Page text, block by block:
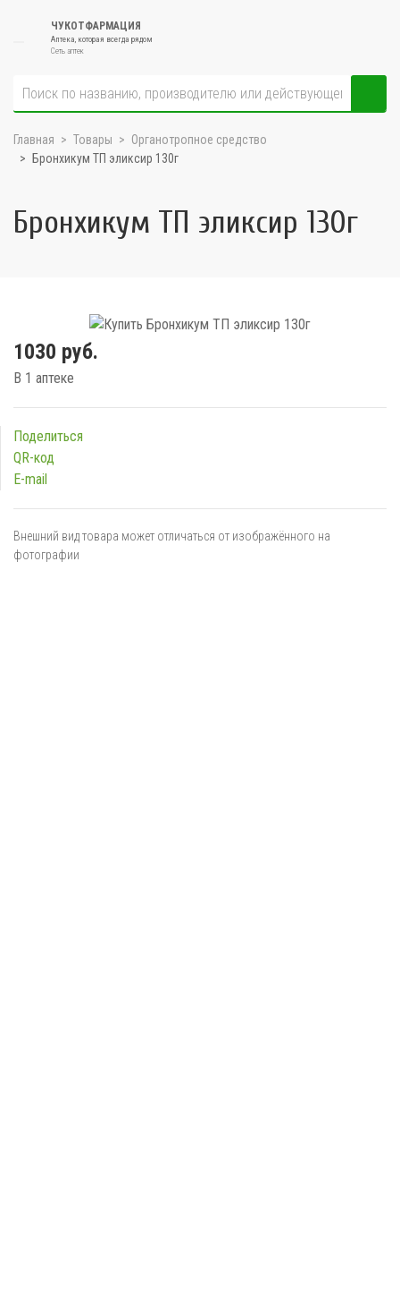
ЧУКОТФАРМАЦИЯ
Аптека, которая всегда рядом
Сеть аптек
Главная Товары
Органотропное средство
Бронхикум ТП эликсир 130г
Бронхикум ТП эликсир 130г
1030 руб.
В 1 аптеке
Поделиться
QR-код
E-mail
Внешний вид товара может отличаться от изображённого на
фотографии